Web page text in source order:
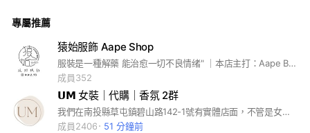
專屬推薦
猿始服飾 Aape Shop
服裝是一種解藥 能治愈一切不良情绪" ｜本店主打：Aape Bape系列商品｜ 💫現貨在精選🔍 💫有想要什麼款式都能詢問 💫預購需等7-14天 💫付款方式：匯款/現金 💫購物須知請詳閱《不接急單 請勿催貨》 📨工作室採預約制(大甲東新城內） #aape #bape #日本代購 #大甲 #服飾
成員352
𝗨𝗠 女裝｜代購｜香氛 2群
我們在南投縣草屯鎮碧山路142-1號有實體店面，不管是女裝/品牌代購都可以交給我們🥰
成員2406
51 分鐘前